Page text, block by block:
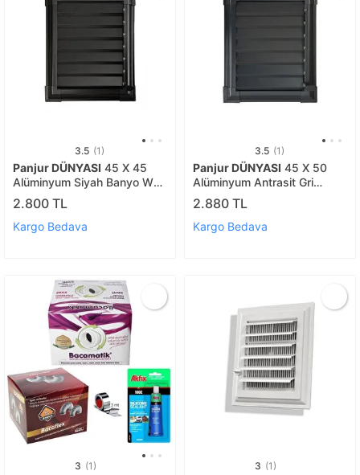
3.5 (1)
Panjur DÜNYASI 45 X 45
Alüminyum Siyah Banyo Wc
Havalandırma Panjuru
Menfez Siyah
2.800 TL
Kargo Bedava
3.5 (1)
Panjur DÜNYASI 45 X 50
Alüminyum Antrasit Gri
Banyo Wc Havalandırma
Panjur Menfez Gri
2.880 TL
Kargo Bedava
3 (1) 3 (1)